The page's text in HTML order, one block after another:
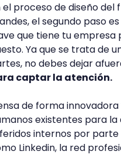
el proceso de diseño
el segundo paso
que tiene tu
Ya que se trata de
no debes dejar
captar la atención.
de forma
existentes para
internos por
Linkedin, la red